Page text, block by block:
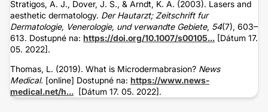
Stratigos, A. J., Dover, J. S., & Arndt, K. A. (2003). Lasers and
aesthetic dermatology. Der Hautarzt; Zeitschrift fur
Dermatologie, Venerologie, und verwandte Gebiete, 54(7), 603–
613. Dostupné na: https://doi.org/10.1007/s00105... [Dátum 17.
05. 2022].
Thomas, L. (2019). What is Microdermabrasion? News
Medical. [online] Dostupné na: https://www.news-
medical.net/h... [Dátum 17. 05. 2022].